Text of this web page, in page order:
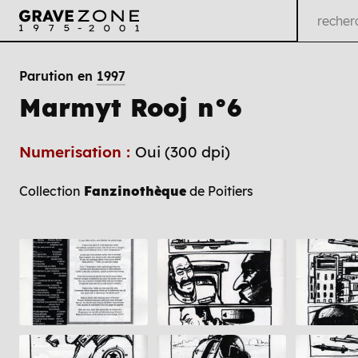
Parution en 1997
Marmyt Rooj n°6
Numerisation : Oui (300 dpi)
Collection Fanzinothèque de Poitiers